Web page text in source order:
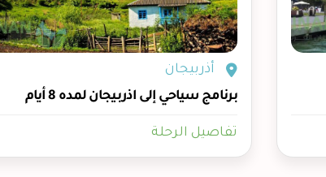
أذربيجان
برنامج سياحي إلى اذربيجان لمده 8 أيام
تفاصيل الرحلة